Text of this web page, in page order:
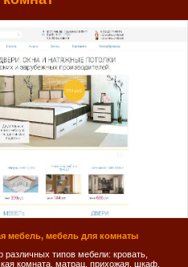
мебель, мебель для комнаты
типов мебели: кровать,
комната, матрац, прихожая, шкаф,